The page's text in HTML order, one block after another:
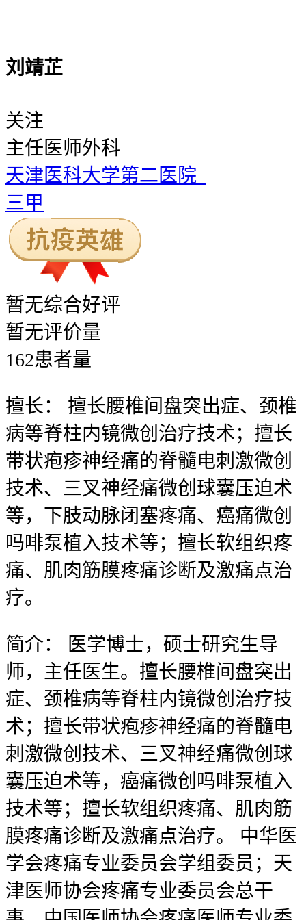
刘靖芷
关注
主任医师外科
天津医科大学第二医院
三甲
暂无综合好评
暂无评价量
162患者量
擅长：
擅长腰椎间盘突出症、颈椎
病等脊柱内镜微创治疗技术；擅长
带状疱疹神经痛的脊髓电刺激微创
技术、三叉神经痛微创球囊压迫术
等，下肢动脉闭塞疼痛、癌痛微创
吗啡泵植入技术等；擅长软组织疼
痛、肌肉筋膜疼痛诊断及激痛点治
疗。
简介：
医学博士，硕士研究生导
师，主任医生。擅长腰椎间盘突出
症、颈椎病等脊柱内镜微创治疗技
术；擅长带状疱疹神经痛的脊髓电
刺激微创技术、三叉神经痛微创球
囊压迫术等，癌痛微创吗啡泵植入
技术等；擅长软组织疼痛、肌肉筋
膜疼痛诊断及激痛点治疗。 中华医
学会疼痛专业委员会学组委员；天
津医师协会疼痛专业委员会总干